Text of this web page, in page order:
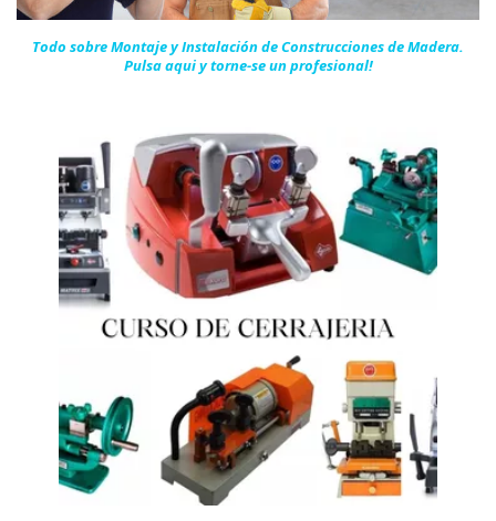
Todo sobre Montaje y Instalación de Construcciones de Madera.
Pulsa aqui y torne-se unprofesional!